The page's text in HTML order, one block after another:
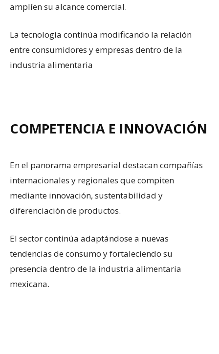
amplíen su alcance comercial.
La tecnología continúa modificando la relación
entre consumidores y empresas dentro de la
industria alimentaria
COMPETENCIA E INNOVACIÓN
En el panorama empresarial destacan compañías
internacionales y regionales que compiten
mediante innovación, sustentabilidad y
diferenciación de productos.
El sector continúa adaptándose a nuevas
tendencias de consumo y fortaleciendo su
presencia dentro de la industria alimentaria
mexicana.